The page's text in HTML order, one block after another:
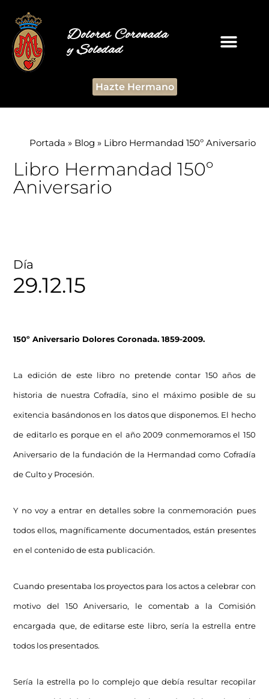
Dolores Coronada
y Soledad
Hazte Hermano
Portada » Blog » Libro Hermandad 150º Aniversario
Libro Hermandad 150º
Aniversario
Día
29.12.15
150º Aniversario Dolores Coronada. 1859-2009.
La edición de este libro no pretende contar 150 años de
historia de nuestra Cofradía, sino el máximo posible de su
exitencia basándonos en los datos que disponemos. El hecho
de editarlo es porque en el año 2009 conmemoramos el 150
Aniversario de la fundación de la Hermandad como Cofradía
de Culto y Procesión.
Y no voy a entrar en detalles sobre la conmemoración pues
todos ellos, magníficamente documentados, están presentes
en el contenido de esta publicación.
Cuando presentaba los proyectos para los actos a celebrar con
motivo del 150 Aniversario, le comentab a la Comisión
encargada que, de editarse este libro, sería la estrella entre
todos los presentados.
Sería la estrella po lo complejo que debía resultar recopilar